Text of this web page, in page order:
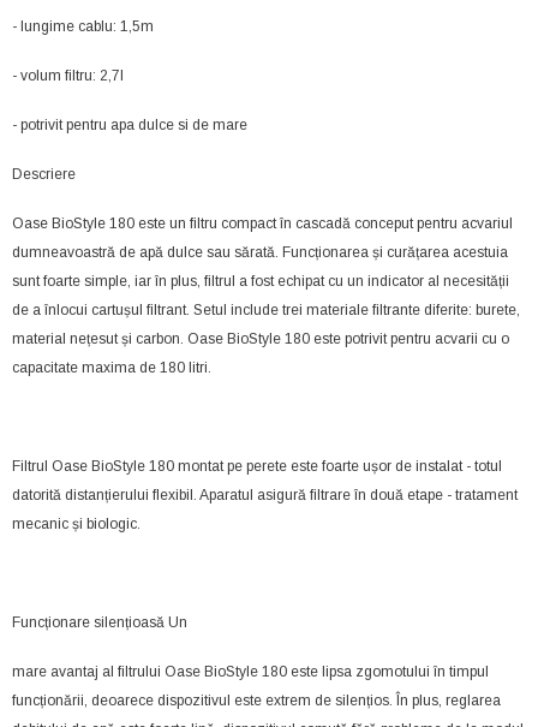
- lungime cablu: 1,5m
- volum filtru: 2,7l
- potrivit pentru apa dulce si de mare
Descriere
Oase BioStyle 180 este un filtru compact în cascadă conceput pentru acvariul
dumneavoastră de apă dulce sau sărată. Funcționarea și curățarea acestuia
sunt foarte simple, iar în plus, filtrul a fost echipat cu un indicator al necesității
de a înlocui cartușul filtrant. Setul include trei materiale filtrante diferite: burete,
material nețesut și carbon. Oase BioStyle 180 este potrivit pentru acvarii cu o
capacitate maxima de 180 litri.
Filtrul Oase BioStyle 180 montat pe perete este foarte ușor de instalat - totul
datorită distanțierului flexibil. Aparatul asigură filtrare în două etape - tratament
mecanic și biologic.
Funcționare silențioasă Un
mare avantaj al filtrului Oase BioStyle 180 este lipsa zgomotului în timpul
funcționării, deoarece dispozitivul este extrem de silențios. În plus, reglarea